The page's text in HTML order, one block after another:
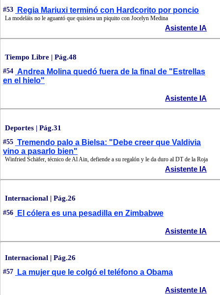
#53 Regia Mariuxi terminó con Hardcorito por poncio
La modeláis no le aguantó que quisiera un piquito con Jocelyn Medina
Asistente IA
Tiempo Libre | Pág.48
#54 Andrea Molina quedó fuera de la final de "Estrellas
en el hielo"
Asistente IA
Deportes | Pág.31
#55 Tremendo palo a Bielsa: "Debe creer que Valdivia
vino a pasarlo bien"
Winfried Schäfer, técnico de Al Ain, defiende a su regalón y le da duro al DT de la Roja
Asistente IA
Internacional | Pág.26
#56 El cólera es una pesadilla en Zimbabwe
Asistente IA
Internacional | Pág.26
#57 La mujer que le colgó el teléfono a Obama
Asistente IA